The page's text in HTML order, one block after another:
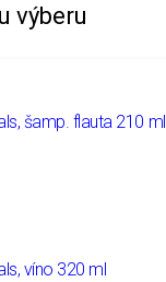
výberu
šamp. flauta 210 ml
víno 320 ml